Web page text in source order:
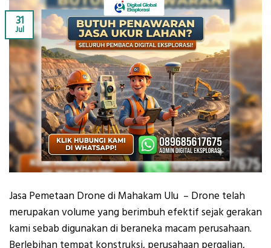
31
Jul
Jasa Pemetaan Drone di Mahakam Ulu – Drone telah
merupakan volume yang berimbuh efektif sejak gerakan
kami sebab digunakan di beraneka macam perusahaan.
Berlebihan tempat konstruksi, perusahaan pergalian,